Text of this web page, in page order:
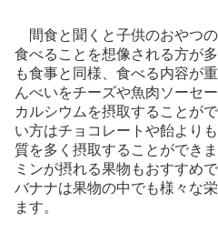
間食と聞くと子供のおやつ
食べることを想像される方が
も食事と同様、食べる内容が
んべいをチーズや魚肉ソーセ
カルシウムを摂取することが
い方はチョコレートや飴より
質を多く摂取することができ
ミンが摂れる果物もおすすめ
バナナは果物の中でも様々な
ます。